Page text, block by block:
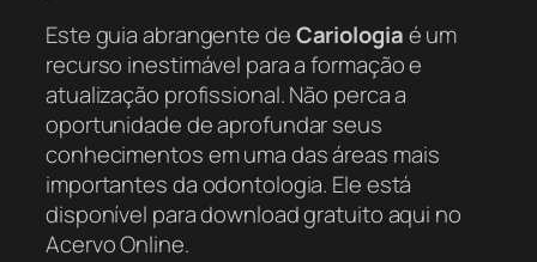
Este guia abrangente deCariologiaé um
recurso inestimável para a formação e
atualização profissional. Não perca a
oportunidade de aprofundar seus
conhecimentos em uma das áreas mais
importantes da odontologia. Ele está
disponível para download gratuito aqui no
Acervo Online.